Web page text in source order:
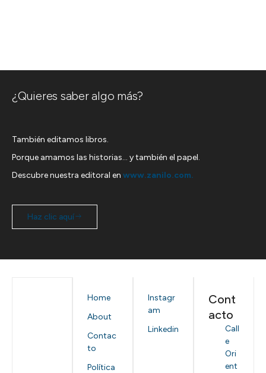
¿Quieres saber algo más?
También editamos libros.
Porque amamos las historias… y también el papel.
Descubre nuestra editoral en www.zanilo.com.
Haz clic aquí
Home
About
Contac
to
Política
Instagr
am
Linkedin
Cont
acto
Call
e
Ori
ent